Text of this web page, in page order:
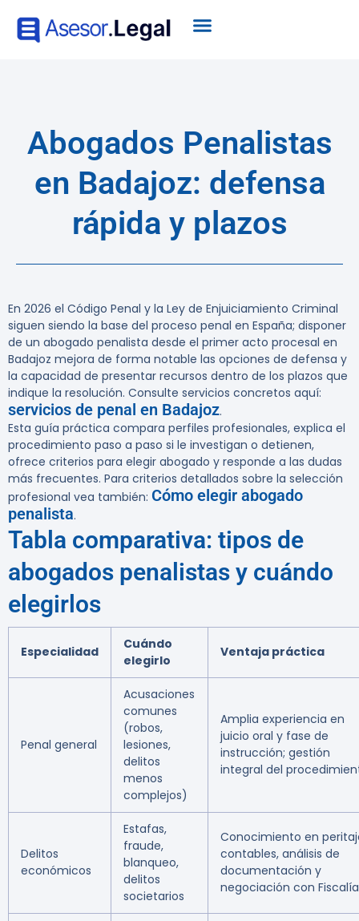
Abogados Penalistas
en Badajoz: defensa
rápida y plazos
En 2026 el Código Penal y la Ley de Enjuiciamiento Criminal
siguen siendo la base del proceso penal en España; disponer
de un abogado penalista desde el primer acto procesal en
Badajoz mejora de forma notable las opciones de defensa y
la capacidad de presentar recursos dentro de los plazos que
indique la resolución. Consulte servicios concretos aquí:
servicios de penal en Badajoz.
Esta guía práctica compara perfiles profesionales, explica el
procedimiento paso a paso si le investigan o detienen,
ofrece criterios para elegir abogado y responde a las dudas
más frecuentes. Para criterios detallados sobre la selección
profesional vea también: Cómo elegir abogado
penalista.
Tabla comparativa: tipos de
abogados penalistas y cuándo
elegirlos
Especialidad
Cuándo
elegirlo
Ventaja práctica
Penal general
Acusaciones
comunes
(robos,
lesiones,
delitos
menos
complejos)
Amplia experiencia en
juicio oral y fase de
instrucción; gestión
integral del
Delitos
económicos
Estafas,
fraude,
blanqueo,
delitos
societarios
Conocimiento en
contables, análisis de
documentación y
negociación con Fiscalía